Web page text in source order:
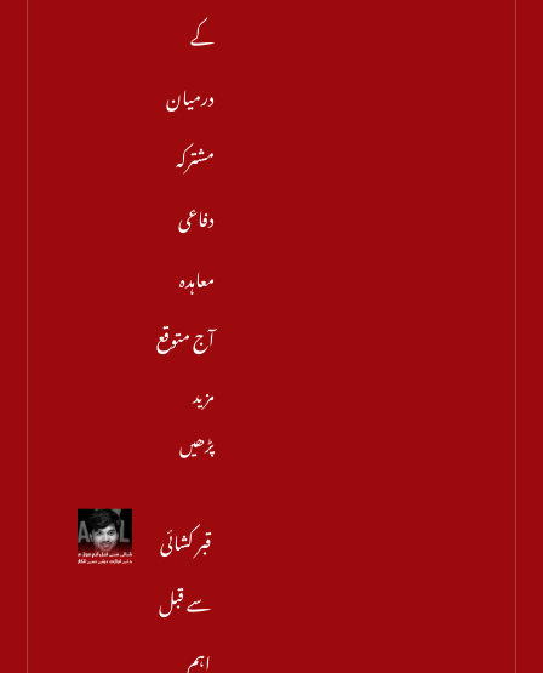
کے
درمیان
مشترکہ
دفاعی
معاہدہ
آج متوقع
مزید
پڑھیں
قبر کشائی
سے قبل
اہم